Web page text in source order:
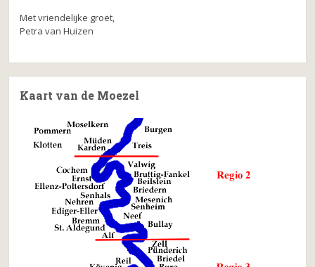
Met vriendelijke groet,
Petra van Huizen
Kaart van de Moezel